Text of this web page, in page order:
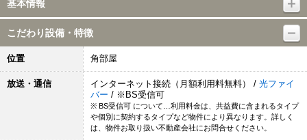
基本情報
こだわり設備・特徴
位置 角部屋
放送・通信 インターネット接続（月額利用料無料） / 光ファイ
バー / ※BS受信可
※ BS受信可 について…利用料金は、共益費に含まれるタイプ
や個別に契約するタイプなど物件により異なります。詳しく
は、物件お取り扱い不動産会社にお問合せください。